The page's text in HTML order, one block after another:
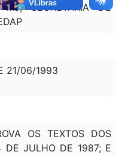
SECRETARIA DE
21/06/1993
OS TEXTOS DOS
DE JULHO DE 1987; E